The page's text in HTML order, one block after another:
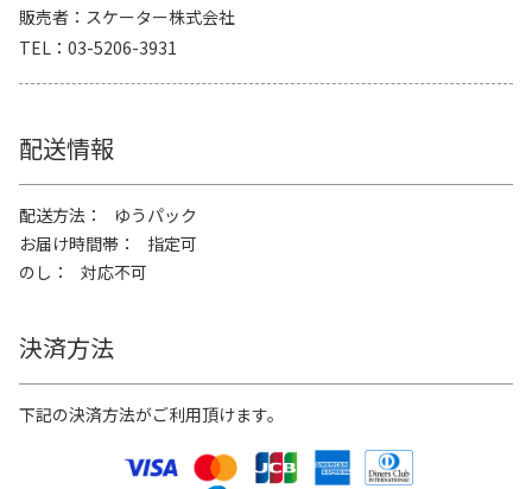
販売者
スケーター株式会社
TEL
03-5206-3931
配送情報
配送方法
ゆうパック
お届け時間帯
指定可
のし
対応不可
決済方法
下記の決済方法がご利用頂けます。